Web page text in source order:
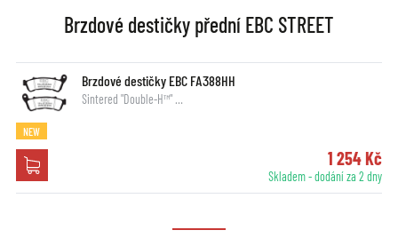
Brzdové destičky přední EBC STREET
Brzdové destičky EBC FA388HH
Sintered "Double-H™" …
NEW
1 254 Kč
Skladem - dodání za 2 dny